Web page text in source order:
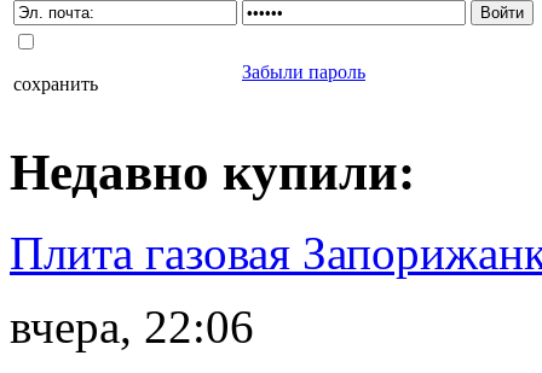
сохранить
Забыли пароль
Недавно купили:
Плита газовая
вчера, 22:06